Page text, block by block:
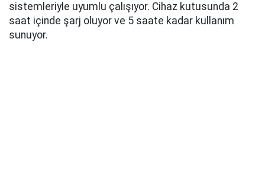
sistemleriyle uyumlu çalışıyor. Cihaz kutusunda 2
saat içinde şarj oluyor ve 5 saate kadar kullanım
sunuyor.